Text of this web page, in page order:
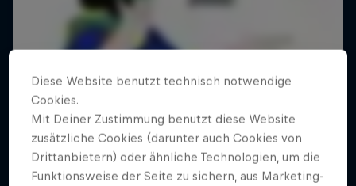
Diese Website benutzt technisch notwendige
Cookies.
Mit Deiner Zustimmung benutzt diese Website
zusätzliche Cookies (darunter auch Cookies von
Drittanbietern) oder ähnliche Technologien, um die
Funktionsweise der Seite zu sichern, aus Marketing-